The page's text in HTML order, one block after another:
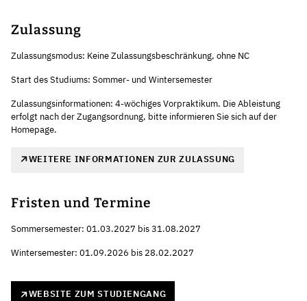
Zulassung
Zulassungsmodus: Keine Zulassungsbeschränkung, ohne NC
Start des Studiums: Sommer- und Wintersemester
Zulassungsinformationen: 4-wöchiges Vorpraktikum. Die Ableistung
erfolgt nach der Zugangsordnung, bitte informieren Sie sich auf der
Homepage.
WEITERE INFORMATIONEN ZUR ZULASSUNG
Fristen und Termine
Sommersemester: 01.03.2027 bis 31.08.2027
Wintersemester: 01.09.2026 bis 28.02.2027
WEBSITE ZUM STUDIENGANG